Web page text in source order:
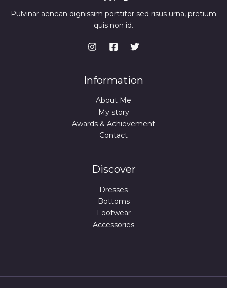
Pulvinar aenean dignissim porttitor sed risus urna, pretium
quis non id.
Information
About Me
My story
Awards & Achievement
Contact
Discover
Dresses
Bottoms
Footwear
Accessories